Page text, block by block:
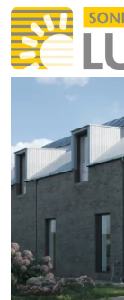
zur Top-
zur
Inhalt
zum
Hauptnavigation